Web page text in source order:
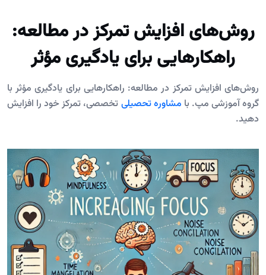
روش‌های افزایش تمرکز در مطالعه:
راهکارهایی برای یادگیری مؤثر
روش‌های افزایش تمرکز در مطالعه: راهکارهایی برای یادگیری مؤثر با
گروه آموزشی مپ. با مشاوره تحصیلی تخصصی، تمرکز خود را افزایش
دهید.